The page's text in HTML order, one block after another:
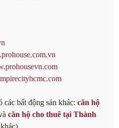
bất động sản khác: căn hộ
căn hộ cho thuê tại Thành